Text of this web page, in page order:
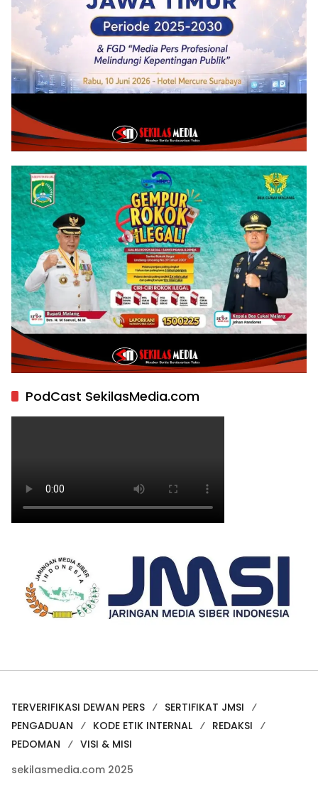
PodCast SekilasMedia.com
TERVERIFIKASI DEWAN PERS
SERTIFIKAT JMSI
PENGADUAN
KODE ETIK INTERNAL
REDAKSI
PEDOMAN
VISI & MISI
sekilasmedia.com 2025